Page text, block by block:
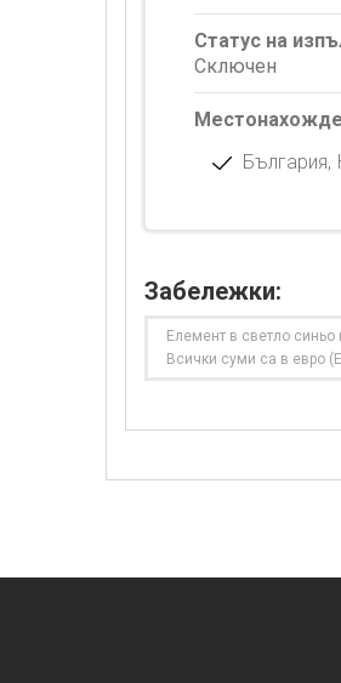
Статус на
Сключен
България,
Забележки:
Елемент в светло
Всички суми са в евро